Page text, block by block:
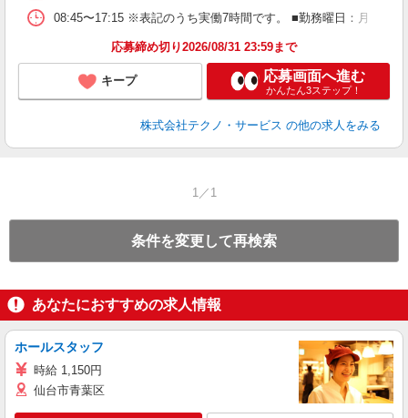
08:45〜17:15 ※表記のうち実働7時間です。 ■勤務曜日：月
応募締め切り2026/08/31 23:59まで
キープ 応募画面へ進む
かんたん3ステップ！
株式会社テクノ・サービス の他の求人をみる
1／1
条件を変更して再検索
あなたにおすすめの求人情報
ホールスタッフ
時給 1,150円
仙台市青葉区